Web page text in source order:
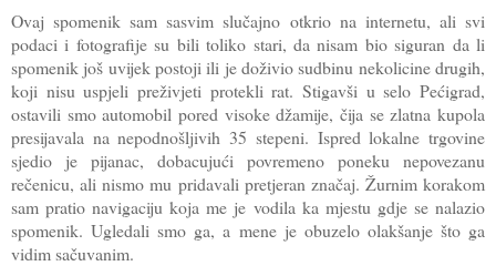
Ovaj spomenik sam sasvim slučajno otkrio na internetu, ali svi
podaci i fotografije su bili toliko stari, da nisam bio siguran da li
spomenik još uvijek postoji ili je doživio sudbinu nekolicine drugih,
koji nisu uspjeli preživjeti protekli rat. Stigavši u selo Pećigrad,
ostavili smo automobil pored visoke džamije, čija se zlatna kupola
presijavala na nepodnošljivih 35 stepeni. Ispred lokalne trgovine
sjedio je pijanac, dobacujući povremeno poneku nepovezanu
rečenicu, ali nismo mu pridavali pretjeran značaj. Žurnim korakom
sam pratio navigaciju koja me je vodila ka mjestu gdje se nalazio
spomenik. Ugledali smo ga, a mene je obuzelo olakšanje što ga
vidim sačuvanim.